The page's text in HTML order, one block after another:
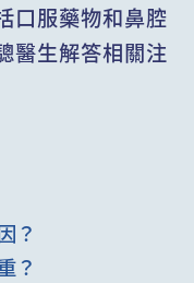
口服藥物和鼻腔
醫生解答相關注
？
？